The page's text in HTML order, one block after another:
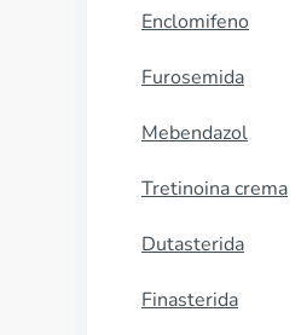
Enclomifeno
Furosemida
Mebendazol
Tretinoina crema
Dutasterida
Finasterida